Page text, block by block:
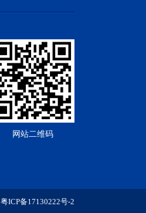
网站二维码
粤ICP备17130222号-2